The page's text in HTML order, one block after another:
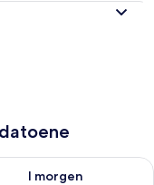
8
I morgen
for i